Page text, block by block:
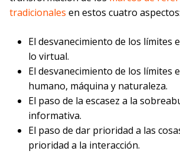
tradicionales en estos cuatro aspectos:
El desvanecimiento de los límites
lo virtual.
El desvanecimiento de los límites
humano, máquina y naturaleza.
El paso de la escasez a la
informativa.
El paso de dar prioridad a las
prioridad a la interacción.